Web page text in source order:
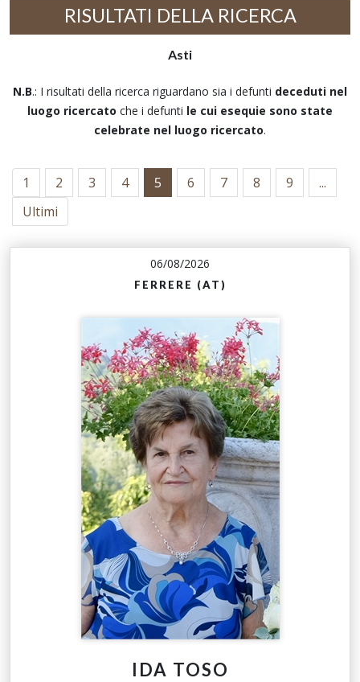
RISULTATI DELLA RICERCA
Asti
N.B.: I risultati della ricerca riguardano sia i defunti deceduti nel
luogo ricercato che i defunti le cui esequie sono state
celebrate nel luogo ricercato.
1 2 3 4 5 6 7 8 9
...
Ultimi
06/08/2026
FERRERE (AT)
IDA TOSO